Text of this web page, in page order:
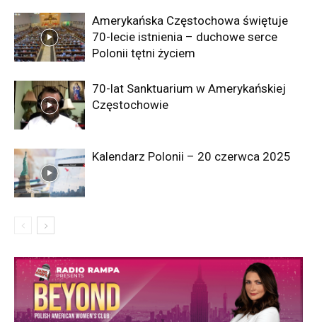
Amerykańska Częstochowa świętuje
70-lecie istnienia – duchowe serce
Polonii tętni życiem
70-lat Sanktuarium w Amerykańskiej
Częstochowie
Kalendarz Polonii – 20 czerwca 2025